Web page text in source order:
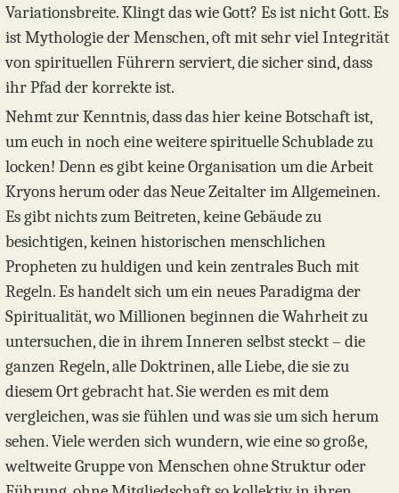
Variationsbreite. Klingt das wie Gott? Es ist nicht Gott. Es
ist Mythologie der Menschen, oft mit sehr viel Integrität
von spirituellen Führern serviert, die sicher sind, dass
ihr Pfad der korrekte ist.
Nehmt zur Kenntnis, dass das hier keine Botschaft ist,
um euch in noch eine weitere spirituelle Schublade zu
locken! Denn es gibt keine Organisation um die Arbeit
Kryons herum oder das Neue Zeitalter im Allgemeinen.
Es gibt nichts zum Beitreten, keine Gebäude zu
besichtigen, keinen historischen menschlichen
Propheten zu huldigen und kein zentrales Buch mit
Regeln. Es handelt sich um ein neues Paradigma der
Spiritualität, wo Millionen beginnen die Wahrheit zu
untersuchen, die in ihrem Inneren selbst steckt – die
ganzen Regeln, alle Doktrinen, alle Liebe, die sie zu
diesem Ort gebracht hat. Sie werden es mit dem
vergleichen, was sie fühlen und was sie um sich herum
sehen. Viele werden sich wundern, wie eine so große,
weltweite Gruppe von Menschen ohne Struktur oder